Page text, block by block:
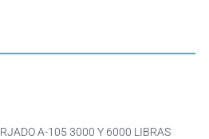
A-105 3000 Y 6000 LIBRAS